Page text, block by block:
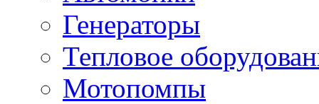
Генераторы
Тепловое
Мотопомпы